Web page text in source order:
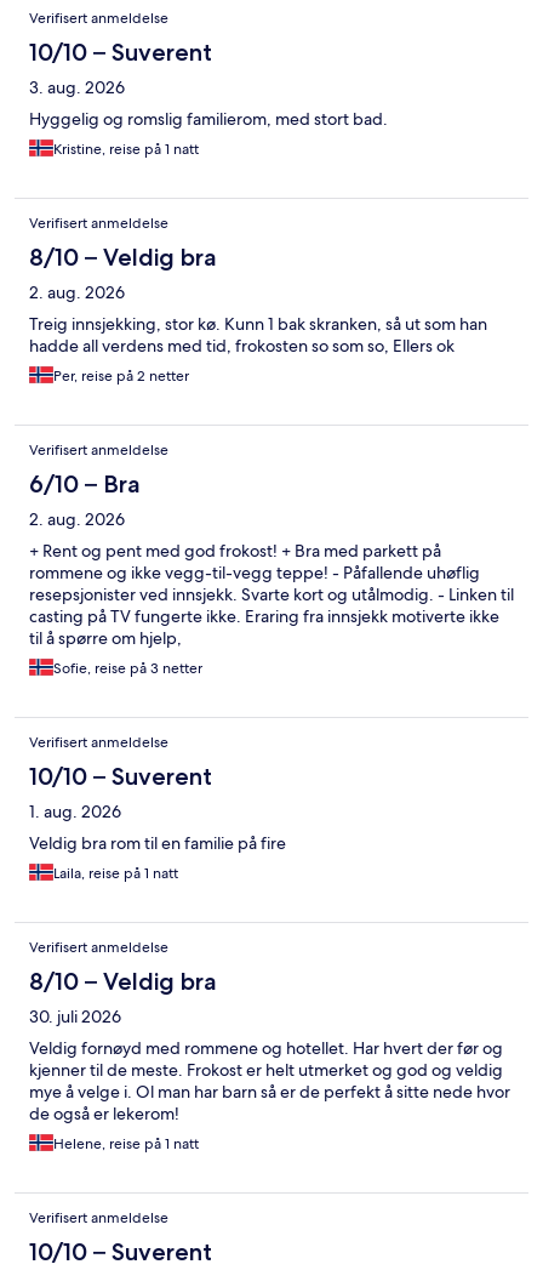
Verifisert anmeldelse
10/10 – Suverent
3. aug. 2026
Hyggelig og romslig familierom, med stort bad.
Kristine, reise på 1 natt
Verifisert anmeldelse
8/10 – Veldig bra
2. aug. 2026
Treig innsjekking, stor kø. Kunn 1 bak skranken, så ut som han
hadde all verdens med tid, frokosten so som so, Ellers ok
Per, reise på 2 netter
Verifisert anmeldelse
6/10 – Bra
2. aug. 2026
+ Rent og pent med god frokost! + Bra med parkett på
rommene og ikke vegg-til-vegg teppe! - Påfallende uhøflig
resepsjonister ved innsjekk. Svarte kort og utålmodig. - Linken til
casting på TV fungerte ikke. Eraring fra innsjekk motiverte ikke
til å spørre om hjelp,
Sofie, reise på 3 netter
Verifisert anmeldelse
10/10 – Suverent
1. aug. 2026
Veldig bra rom til en familie på fire
Laila, reise på 1 natt
Verifisert anmeldelse
8/10 – Veldig bra
30. juli 2026
Veldig fornøyd med rommene og hotellet. Har hvert der før og
kjenner til de meste. Frokost er helt utmerket og god og veldig
mye å velge i. Ol man har barn så er de perfekt å sitte nede hvor
de også er lekerom!
Helene, reise på 1 natt
Verifisert anmeldelse
10/10 – Suverent